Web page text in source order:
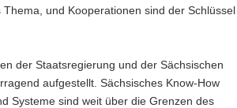
und Kooperationen sind der Schlüssel
der Staatsregierung und der Sächsischen
aufgestellt. Sächsisches Know-How
Systeme sind weit über die Grenzen des